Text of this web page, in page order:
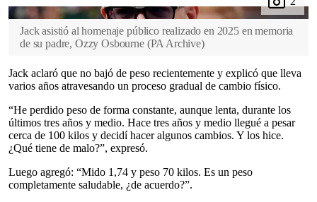
Jack asistió al homenaje público realizado en 2025 en memoria
de su padre, Ozzy Osbourne (PA Archive)
Jack aclaró que no bajó de peso recientemente y explicó que lleva
varios años atravesando un proceso gradual de cambio físico.
“He perdido peso de forma constante, aunque lenta, durante los
últimos tres años y medio. Hace tres años y medio llegué a pesar
cerca de 100 kilos y decidí hacer algunos cambios. Y los hice.
¿Qué tiene de malo?”, expresó.
Luego agregó: “Mido 1,74 y peso 70 kilos. Es un peso
completamente saludable, ¿de acuerdo?”.